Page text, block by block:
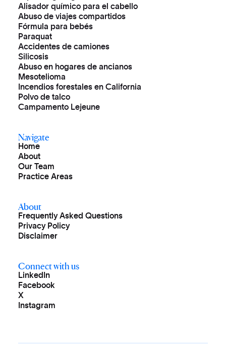
Alisador químico para el cabello
Abuso de viajes compartidos
Fórmula para bebés
Paraquat
Accidentes de camiones
Silicosis
Abuso en hogares de ancianos
Mesotelioma
Incendios forestales en California
Polvo de talco
Campamento Lejeune
Navigate
Home
About
Our Team
Practice Areas
About
Frequently Asked Questions
Privacy Policy
Disclaimer
Connect with us
LinkedIn
Facebook
X
Instagram